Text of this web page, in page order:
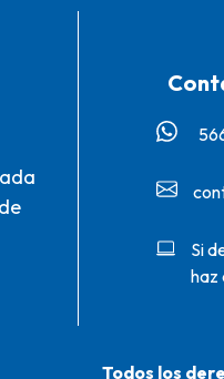
Si
haz
Todos los